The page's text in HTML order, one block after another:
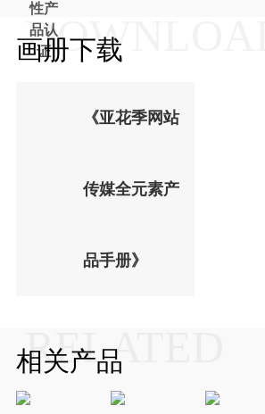
性产
品认
证
画册下载
DOWNLOAD
《亚花季网站
传媒全元素产
品手册》
相关产品
RELATED